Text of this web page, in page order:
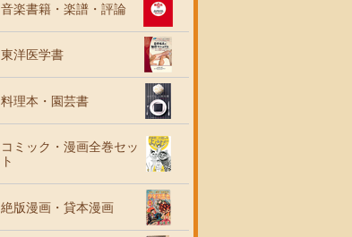
音楽書籍・楽譜・評論
東洋医学書
料理本・園芸書
コミック・漫画全巻セッ
ト
絶版漫画・貸本漫画